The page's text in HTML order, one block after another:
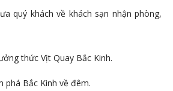
quý khách về khách sạn nhận phòng,
thức Vịt Quay Bắc Kinh.
phá Bắc Kinh về đêm.